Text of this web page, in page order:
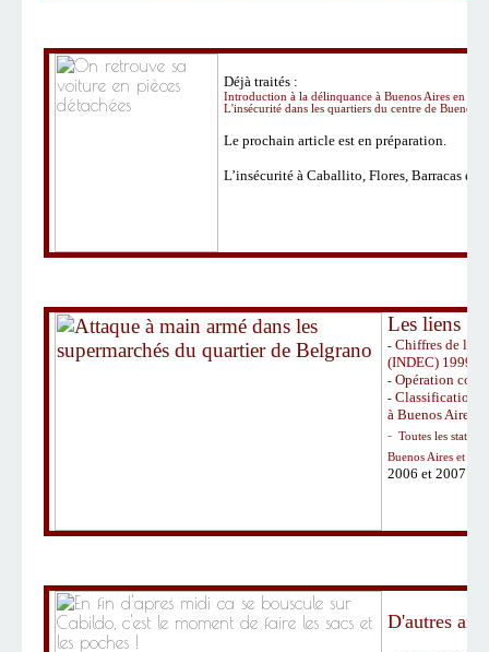
Déjà traités :
Introduction à la délinquance à Buenos Aires en
L'insécurité dans les quartiers du centre de Buenos
Le prochain article est en préparation.
L’insécurité à Caballito, Flores, Barracas et
Les liens :
- Chiffres de la
(INDEC) 1999-
- Opération
- Classifications
à Buenos Aires
- Toutes les
Buenos Aires et
2006 et 2007 du
D'autres